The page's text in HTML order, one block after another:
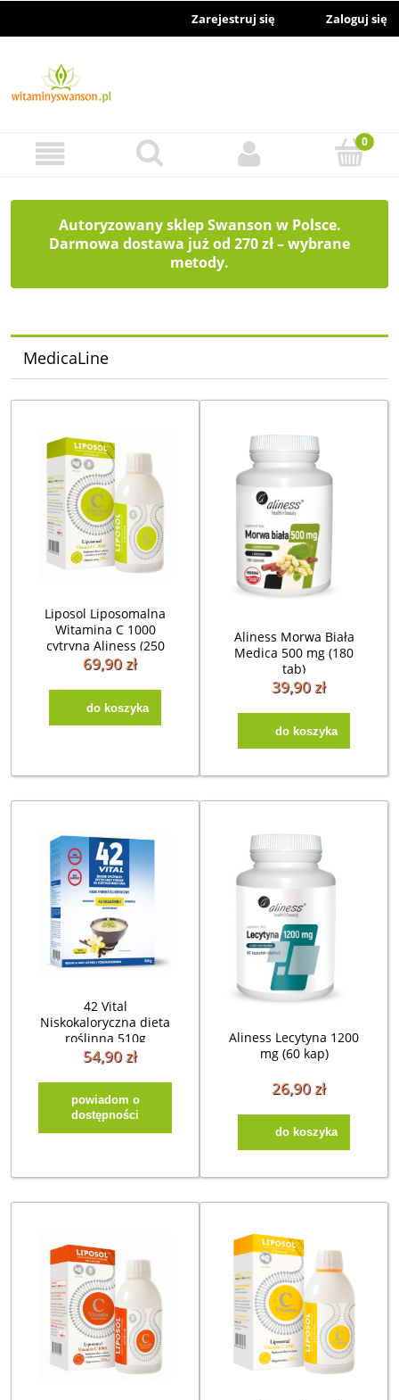
Zarejestruj się Zaloguj się
Autoryzowany sklep Swanson w Polsce.
Darmowa dostawa już od 270 zł – wybrane
metody.
MedicaLine
Liposol Liposomalna
Witamina C 1000
cytryna Aliness (250
ml)
69,90 zł
do koszyka
Aliness Morwa Biała
Medica 500 mg (180
tab)
39,90 zł
do koszyka
42 Vital
Niskokaloryczna dieta
roślinna 510g
54,90 zł
powiadom o
dostępności
Aliness Lecytyna 1200
mg (60 kap)
26,90 zł
do koszyka